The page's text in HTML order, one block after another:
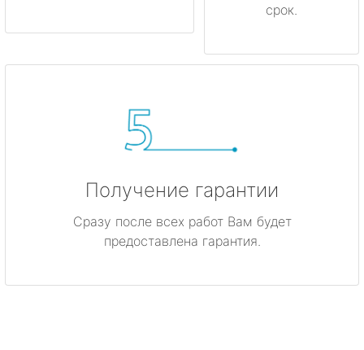
срок.
Получение гарантии
Сразу после всех работ Вам будет
предоставлена гарантия.